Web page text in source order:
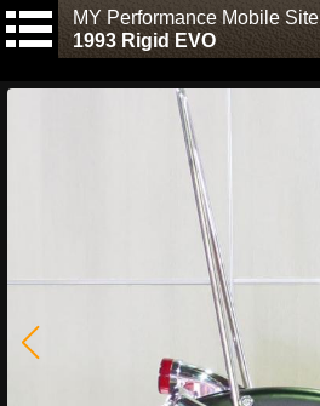
MY Performance Mobile Site
1993 Rigid EVO